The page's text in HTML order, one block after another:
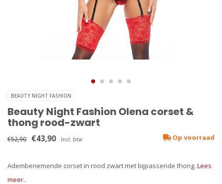
BEAUTY NIGHT FASHION
Beauty Night Fashion Olena corset &
thong rood-zwart
€52,90 €43,90 Incl. btw Op voorraad
Adembenemende corset in rood zwart met bijpassende thong. Lees
meer..